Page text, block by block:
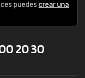
puedes crear una
20 30